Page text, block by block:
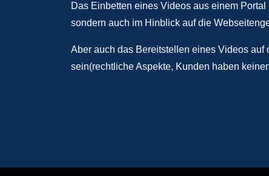
Das Einbetten eines Videos aus einem
sondern auch im Hinblick auf die
Aber auch das Bereitstellen eines Videos
sein(rechtliche Aspekte, Kunden haben